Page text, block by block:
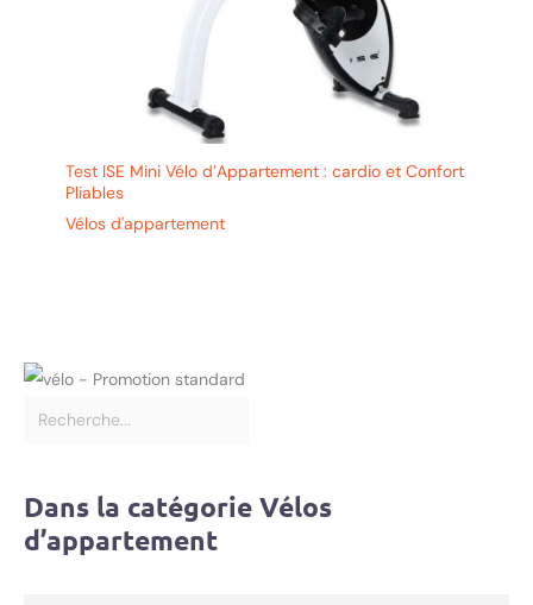
Test ISE Mini Vélo d’Appartement : cardio et Confort
Pliables
Vélos d'appartement
Dans la catégorie Vélos
d’appartement